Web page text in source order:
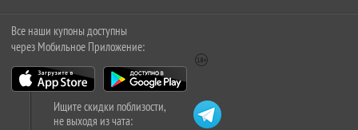
Все наши купоны доступны
через Мобильное Приложение:
Ищите скидки поблизости,
не выходя из чата: